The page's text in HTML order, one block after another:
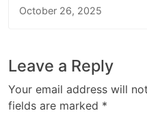
October 26, 2025
Leave a Reply
Your email address will
fields are marked *